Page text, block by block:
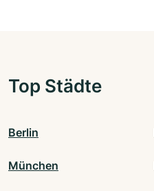
Top Städte
Berlin
München